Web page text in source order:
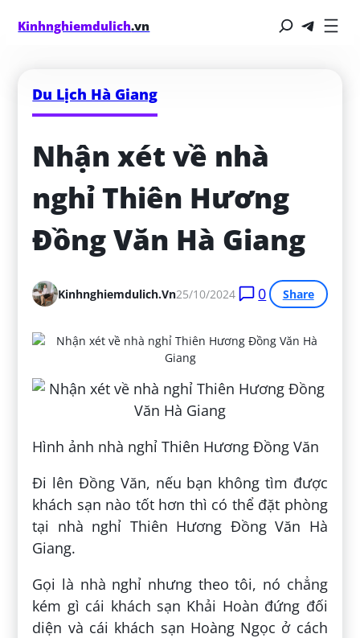
Kinhnghiemdulich.vn
Du Lịch Hà Giang
Nhận xét về nhà
nghỉ Thiên Hương
Đồng Văn Hà Giang
Kinhnghiemdulich.vn25/10/2024 0 Share
Hình ảnh nhà nghỉ Thiên Hương Đồng Văn
Đi lên Đồng Văn, nếu bạn không tìm được
khách sạn nào tốt hơn thì có thể đặt phòng
tại nhà nghỉ Thiên Hương Đồng Văn Hà
Giang.
Gọi là nhà nghỉ nhưng theo tôi, nó chẳng
kém gì cái khách sạn Khải Hoàn đứng đối
diện và cái khách sạn Hoàng Ngọc ở cách